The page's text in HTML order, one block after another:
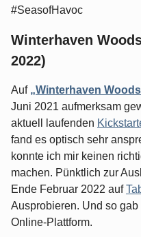
#SeasofHavoc
Winterhaven
2022)
Auf „Winterhaven
Juni 2021 aufmerksam
aktuell laufenden
fand es optisch sehr
konnte ich mir keinen
machen. Pünktlich zur
Ende Februar 2022 auf
Ausprobieren. Und so
Online-Plattform.